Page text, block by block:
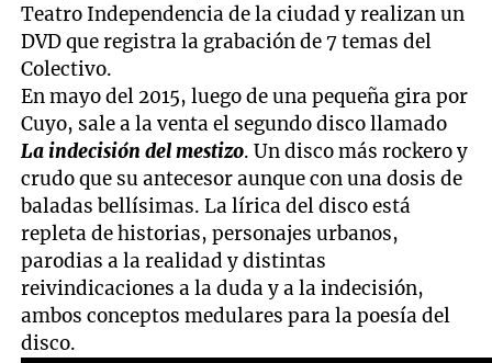
Teatro Independencia de la ciudad y realizan un
DVD que registra la grabación de 7 temas del
Colectivo.
En mayo del 2015, luego de una pequeña gira por
Cuyo, sale a la venta el segundo disco llamado
La indecisión del mestizo. Un disco más rockero y
crudo que su antecesor aunque con una dosis de
baladas bellísimas. La lírica del disco está
repleta de historias, personajes urbanos,
parodias a la realidad y distintas
reivindicaciones a la duda y a la indecisión,
ambos conceptos medulares para la poesía del
disco.